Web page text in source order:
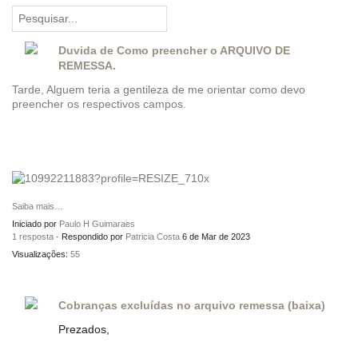
Duvida de Como preencher o ARQUIVO DE
REMESSA.
Tarde, Alguem teria a gentileza de me orientar como devo
preencher os respectivos campos.
Saiba mais…
Iniciado por Paulo H Guimaraes
1 resposta · Respondido por Patricia Costa 6 de Mar de 2023
Visualizações: 55
Cobranças excluídas no arquivo remessa (baixa)
Prezados,